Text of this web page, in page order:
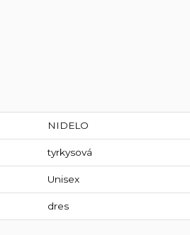
NIDELO
tyrkysová
Unisex
dres